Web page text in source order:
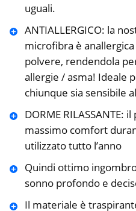
uguali.
ANTIALLERGICO: la
microfibra è
polvere, rendendola
allergie / asma! Ideale
chiunque sia sensibile
DORME RILASSANTE:
massimo comfort
utilizzato tutto l’anno
Quindi ottimo
sonno profondo e
Il materiale è